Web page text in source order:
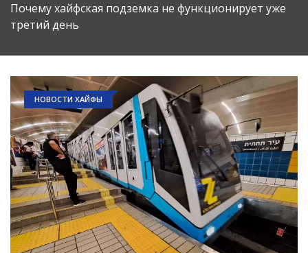
Почему хайфская подземка не функционирует уже
третий день
НОВОСТИ ХАЙФЫ